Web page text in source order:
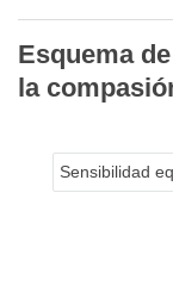
Esquema
la
Sensibilidad